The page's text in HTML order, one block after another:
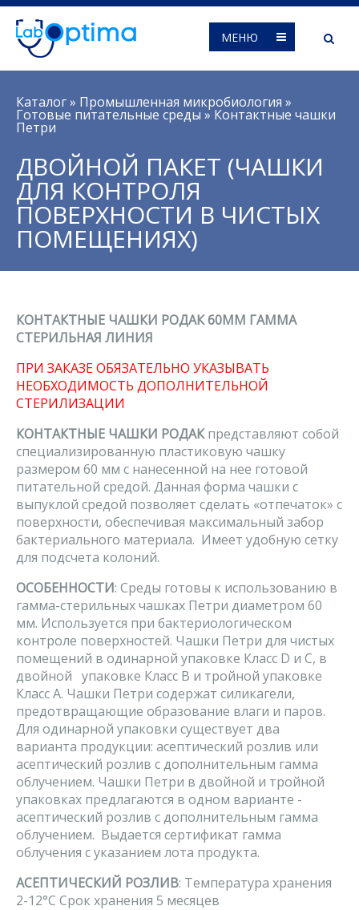
МЕНЮ
Вы здесь
Каталог» Промышленная микробиология »
Готовые питательные среды » Контактные чашки
Петри
ДВОЙНОЙ ПАКЕТ (ЧАШКИ
ДЛЯ КОНТРОЛЯ
ПОВЕРХНОСТИ В ЧИСТЫХ
ПОМЕЩЕНИЯХ)
КОНТАКТНЫЕ ЧАШКИ РОДАК 60ММ ГАММА
СТЕРИЛЬНАЯ ЛИНИЯ
ПРИ ЗАКАЗЕ ОБЯЗАТЕЛЬНО УКАЗЫВАТЬ
НЕОБХОДИМОСТЬ ДОПОЛНИТЕЛЬНОЙ
СТЕРИЛИЗАЦИИ
КОНТАКТНЫЕ ЧАШКИ РОДАКпредставляют собой
специализированную пластиковую чашку
размером 60 мм с нанесенной на нее готовой
питательной средой. Данная форма чашки с
выпуклой средой позволяет сделать «отпечаток» с
поверхности, обеспечивая максимальный забор
бактериального материала. Имеет удобную сетку
для подсчета колоний.
ОСОБЕННОСТИ: Среды готовы к использованию в
гамма-стерильных чашках Петри диаметром 60
мм. Используется при бактериологическом
контроле поверхностей. Чашки Петри для чистых
помещений в одинарной упаковке Класс D и C, в
двойной упаковке Класс B и тройной упаковке
Класс А. Чашки Петри содержат силикагели,
предотвращающие образование влаги и паров.
Для одинарной упаковки существует два
варианта продукции: асептический розлив или
асептический розлив с дополнительным гамма
облучением. Чашки Петри в двойной и тройной
упаковках предлагаются в одном варианте -
асептический розлив с дополнительным гамма
облучением. Выдается сертификат гамма
облучения с указанием лота продукта.
АСЕПТИЧЕСКИЙ РОЗЛИВ: Tемпература хранения
2-12°С Срок хранения 5 месяцев